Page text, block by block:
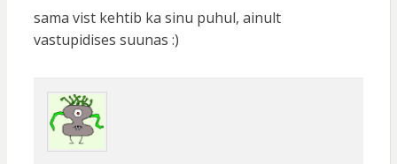
sama vist kehtib ka sinu puhul, ainult
vastupidises suunas :)